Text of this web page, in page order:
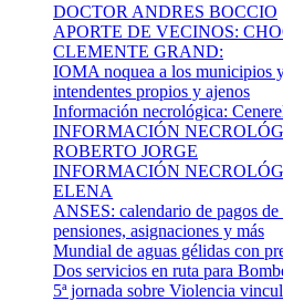
DOCTOR ANDRES BOCCIO
APORTE DE VECINOS:
CLEMENTE GRAND:
IOMA noquea a los municipios
intendentes propios y ajenos
Información necrológica:
INFORMACIÓN
ROBERTO JORGE
INFORMACIÓN
ELENA
ANSES: calendario de pagos
pensiones, asignaciones y más
Mundial de aguas gélidas con
Dos servicios en ruta para
5ª jornada sobre Violencia